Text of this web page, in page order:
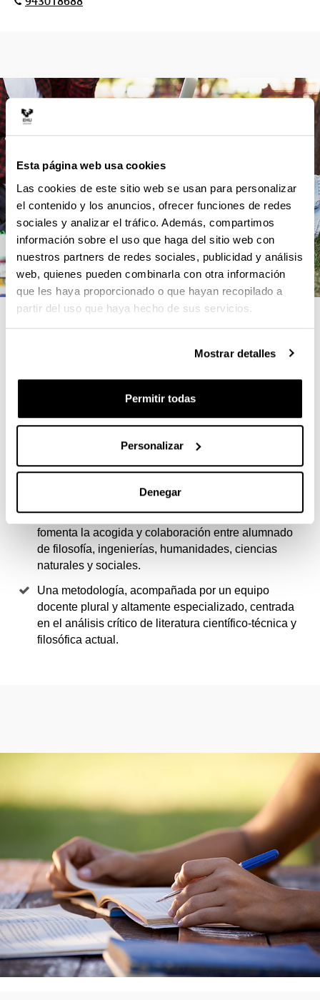
Esta página web usa cookies
Las cookies de este sitio web se usan para personalizar
el contenido y los anuncios, ofrecer funciones de redes
sociales y analizar el tráfico. Además, compartimos
información sobre el uso que haga del sitio web con
nuestros partners de redes sociales, publicidad y análisis
web, quienes pueden combinarla con otra información
que les haya proporcionado o que hayan recopilado a
partir del uso que haya hecho de sus servicios.
Mostrar detalles
Permitir todas
Personalizar
Denegar
4 RAZONES PARA ELEGIR ESTE
Este es un máster único en el ámbito de la
intersección entre filosofía, tecnología, ciencia y
sociedad.
Permite al alumnado adaptar su formación e
filosofía, la ciencia y la tecnología en la sociedad
El marcado carácter interdisciplinar del máster
fomenta la acogida y colaboración entre alumnado
de filosofía, ingenierías, humanidades, ciencias
naturales y sociales.
Una metodología, acompañada por un equipo
docente plural y altamente especializado, centrada
en el análisis crítico de literatura científico-técnica y
filosófica actual.